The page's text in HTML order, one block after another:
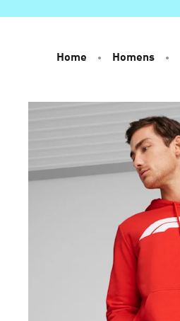
Home Homens